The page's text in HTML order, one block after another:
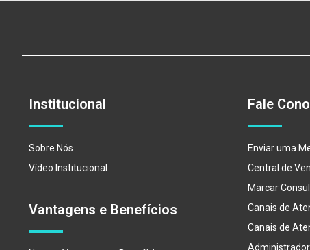
Institucional
Sobre Nós
Vídeo Institucional
Vantagens e Benefícios
Fale
Enviar uma
Central de
Marcar
Canais de
Canais de